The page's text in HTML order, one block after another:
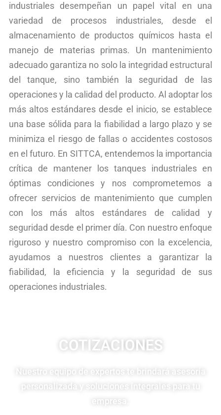
industriales desempeñan un papel vital en una
variedad de procesos industriales, desde el
almacenamiento de productos químicos hasta el
manejo de materias primas. Un mantenimiento
adecuado garantiza no solo la integridad estructural
del tanque, sino también la seguridad de las
operaciones y la calidad del producto. Al adoptar los
más altos estándares desde el inicio, se establece
una base sólida para la fiabilidad a largo plazo y se
minimiza el riesgo de fallas o accidentes costosos
en el futuro. En SITTCA, entendemos la importancia
crítica de mantener los tanques industriales en
óptimas condiciones y nos comprometemos a
ofrecer servicios de mantenimiento que cumplen
con los más altos estándares de calidad y
seguridad desde el primer día. Con nuestro enfoque
riguroso y nuestro compromiso con la excelencia,
ayudamos a nuestros clientes a garantizar la
fiabilidad, la eficiencia y la seguridad de sus
operaciones industriales.
COTIZACIONES
Nuestro equipo de expertos te brindará asesoría
personalizada y soluciones integrales para tu
empresa.